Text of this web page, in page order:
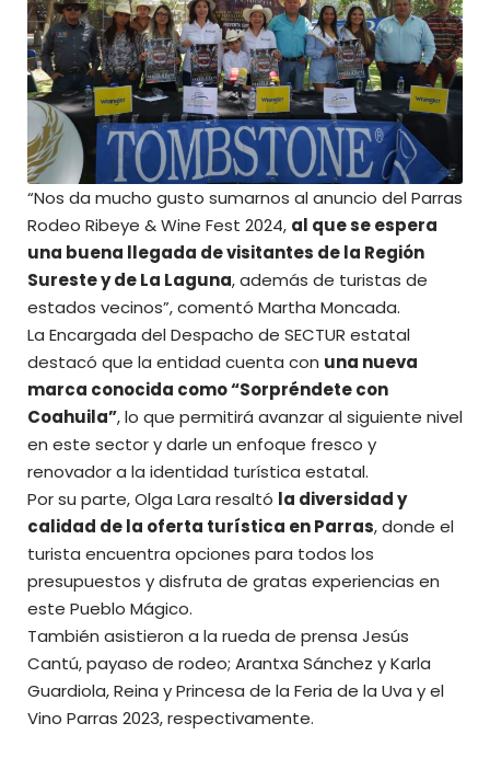
“Nos da mucho gusto sumarnos al anuncio del Parras
Rodeo Ribeye & Wine Fest 2024, al que se espera
una buena llegada de visitantes de la Región
Sureste y de La Laguna, además de turistas de
estados vecinos”, comentó Martha Moncada.
La Encargada del Despacho de SECTUR estatal
destacó que la entidad cuenta con una nueva
marca conocida como “Sorpréndete con
Coahuila”, lo que permitirá avanzar al siguiente nivel
en este sector y darle un enfoque fresco y
renovador a la identidad turística estatal.
Por su parte, Olga Lara resaltó la diversidad y
calidad de la oferta turística enParras, donde el
turista encuentra opciones para todos los
presupuestos y disfruta de gratas experiencias en
este Pueblo Mágico.
También asistieron a la rueda de prensa Jesús
Cantú, payaso de rodeo; Arantxa Sánchez y Karla
Guardiola, Reina y Princesa de la Feria de la Uva y el
Vino Parras 2023, respectivamente.